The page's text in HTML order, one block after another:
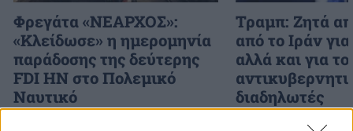
Φρεγάτα «ΝΕΑΡΧΟΣ»:
«Κλείδωσε» η ημερομηνία
παράδοσης της δεύτερης
FDI HN στο Πολεμικό
Ναυτικό
Τραμπ: Ζητά
από το Ιράν
αλλά και για
διαδηλωτές